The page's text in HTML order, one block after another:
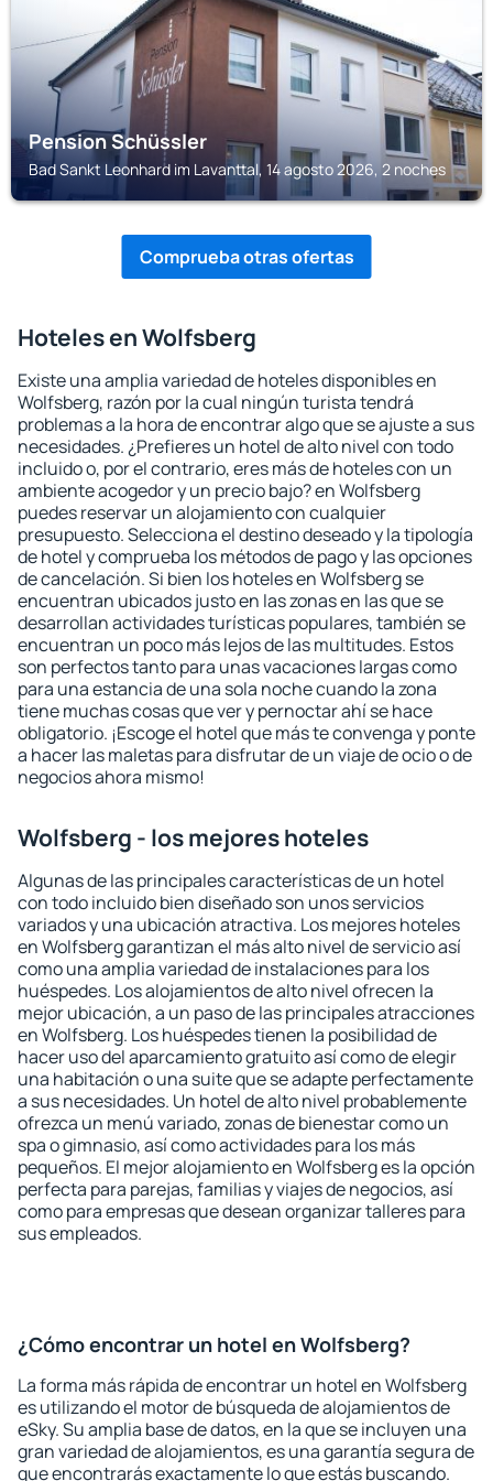
Pension Schüssler
Bad Sankt Leonhard im Lavanttal, 14 agosto 2026, 2 noches
Comprueba otras ofertas
Hoteles en Wolfsberg
Existe una amplia variedad de hoteles disponibles en
Wolfsberg, razón por la cual ningún turista tendrá
problemas a la hora de encontrar algo que se ajuste a sus
necesidades. ¿Prefieres un hotel de alto nivel con todo
incluido o, por el contrario, eres más de hoteles con un
ambiente acogedor y un precio bajo? en Wolfsberg
puedes reservar un alojamiento con cualquier
presupuesto. Selecciona el destino deseado y la tipología
de hotel y comprueba los métodos de pago y las opciones
de cancelación. Si bien los hoteles en Wolfsberg se
encuentran ubicados justo en las zonas en las que se
desarrollan actividades turísticas populares, también se
encuentran un poco más lejos de las multitudes. Estos
son perfectos tanto para unas vacaciones largas como
para una estancia de una sola noche cuando la zona
tiene muchas cosas que ver y pernoctar ahí se hace
obligatorio. ¡Escoge el hotel que más te convenga y ponte
a hacer las maletas para disfrutar de un viaje de ocio o de
negocios ahora mismo!
Wolfsberg - los mejores hoteles
Algunas de las principales características de un hotel
con todo incluido bien diseñado son unos servicios
variados y una ubicación atractiva. Los mejores hoteles
en Wolfsberg garantizan el más alto nivel de servicio así
como una amplia variedad de instalaciones para los
huéspedes. Los alojamientos de alto nivel ofrecen la
mejor ubicación, a un paso de las principales atracciones
en Wolfsberg. Los huéspedes tienen la posibilidad de
hacer uso del aparcamiento gratuito así como de elegir
una habitación o una suite que se adapte perfectamente
a sus necesidades. Un hotel de alto nivel probablemente
ofrezca un menú variado, zonas de bienestar como un
spa o gimnasio, así como actividades para los más
pequeños. El mejor alojamiento en Wolfsberg es la opción
perfecta para parejas, familias y viajes de negocios, así
como para empresas que desean organizar talleres para
sus empleados.
¿Cómo encontrar un hotel en Wolfsberg?
La forma más rápida de encontrar un hotel en Wolfsberg
es utilizando el motor de búsqueda de alojamientos de
eSky. Su amplia base de datos, en la que se incluyen una
gran variedad de alojamientos, es una garantía segura de
que encontrarás exactamente lo que estás buscando.